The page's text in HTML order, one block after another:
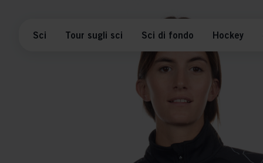
Sci Tour sugli sci Sci di fondo Hockey